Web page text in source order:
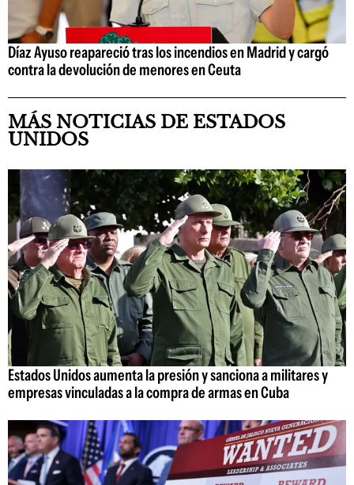
Díaz Ayuso reapareció tras los incendios en Madrid y cargó
contra la devolución de menores en Ceuta
MÁS NOTICIAS DE ESTADOS
UNIDOS
Estados Unidos aumenta la presión y sanciona a militares y
empresas vinculadas a la compra de armas en Cuba